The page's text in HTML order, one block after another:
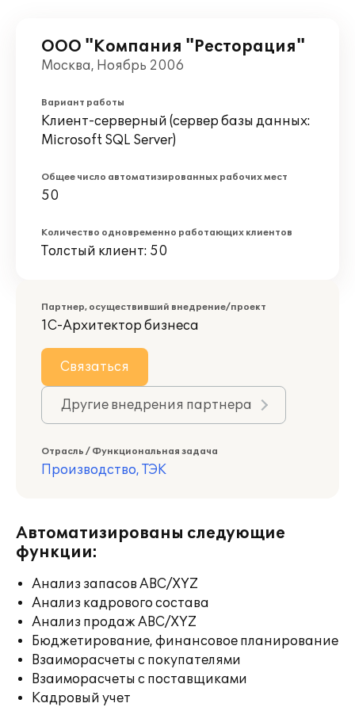
ООО "Компания "Ресторация"
Москва, Ноябрь 2006
Вариант работы
Клиент-серверный (сервер базы данных:
Microsoft SQL Server)
Общее число автоматизированных рабочих мест
50
Количество одновременно работающих клиентов
Толстый клиент: 50
Партнер, осуществивший внедрение/проект
1С-Архитектор бизнеса
Связаться
Другие внедрения партнера
Отрасль / Функциональная задача
Производство, ТЭК
Автоматизированы следующие
функции:
Анализ запасов ABC/XYZ
Анализ кадрового состава
Анализ продаж ABC/XYZ
Бюджетирование, финансовое планирование
Взаиморасчеты с покупателями
Взаиморасчеты с поставщиками
Кадровый учет